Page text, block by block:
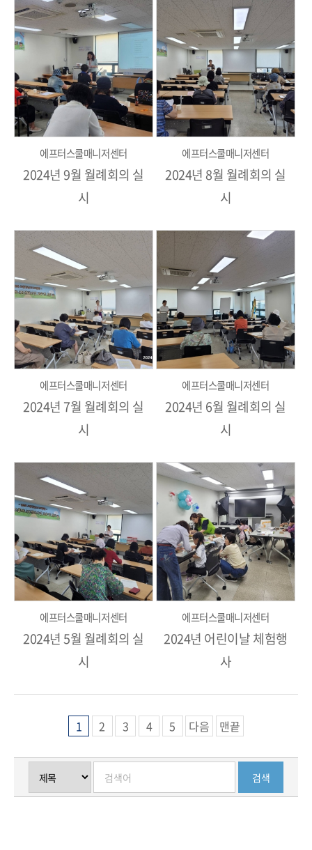
에프터스쿨매니저센터
2024년 9월 월례회의 실
시
에프터스쿨매니저센터
2024년 8월 월례회의 실
시
에프터스쿨매니저센터
2024년 7월 월례회의 실
시
에프터스쿨매니저센터
2024년 6월 월례회의 실
시
에프터스쿨매니저센터
2024년 5월 월례회의 실
시
에프터스쿨매니저센터
2024년 어린이날 체험행
사
1 2 3 4 5 다음 맨끝